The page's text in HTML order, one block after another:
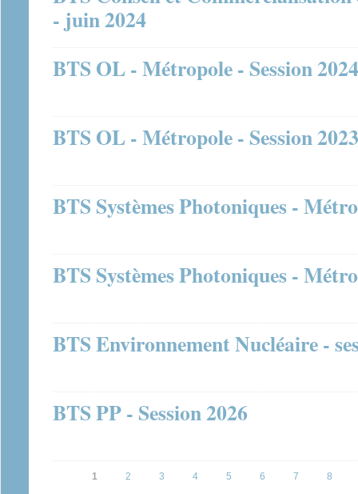
- juin 2024
BTS OL - Métropole - Session 2024
BTS OL - Métropole - Session 2023
BTS Systèmes Photoniques -
BTS Systèmes Photoniques -
BTS Environnement Nucléaire -
BTS PP - Session 2026
1 2 3 4 5 6 7 8